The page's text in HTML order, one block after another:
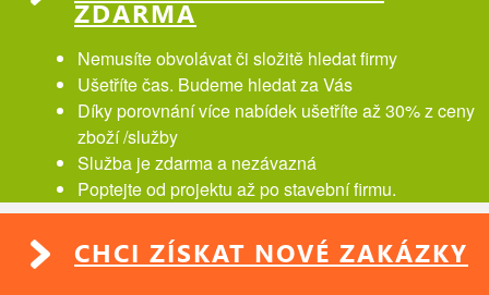
ZDARMA
Nemusíte obvolávat či složitě hledat firmy
Ušetříte čas. Budeme hledat za Vás
Díky porovnání více nabídek ušetříte až 30% z ceny
zboží /služby
Služba je zdarma a nezávazná
Poptejte od projektu až po stavební firmu.
CHCI ZÍSKAT NOVÉ ZAKÁZKY